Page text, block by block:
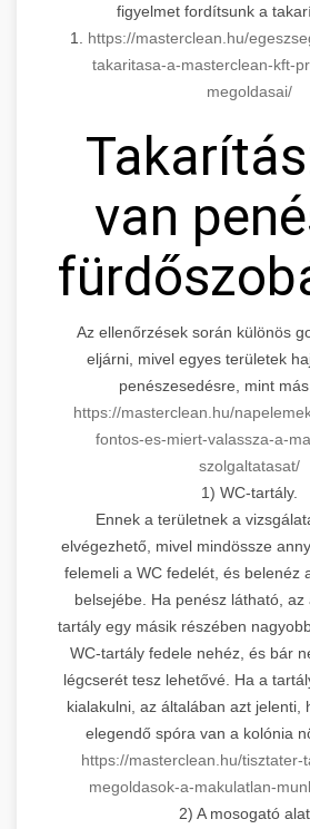
figyelmet fordítsunk a
1. https://masterclean.hu/
takaritasa-a-masterclean-kft-
megoldasai/
van
Az ellenőrzések során különös
eljárni, mivel egyes területek
penészesedésre, mint
https://masterclean.hu/
fontos-es-miert-valassza-a-
szolgaltatasat/
1) WC-tartály.
Ennek a területnek a
elvégezhető, mivel mindössze
felemeli a WC fedelét, és belenéz
belsejébe. Ha penész látható,
tartály egy másik részében
WC-tartály fedele nehéz, és bár
légcserét tesz lehetővé. Ha a
kialakulni, az általában azt jelenti,
elegendő spóra van a kolónia
https://masterclean.hu/tisztater-
megoldasok-a-makulatlan-
2) A mosogató